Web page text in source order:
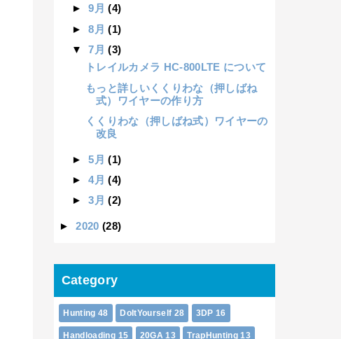
►9月 (4)
►8月 (1)
▼
7月 (3)
トレイルカメラ HC-800LTE について
もっと詳しいくくりわな（押しばね
式）ワイヤーの作り方
くくりわな（押しばね式）ワイヤーの
改良
►5月 (1)
►4月 (4)
►3月 (2)
►2020 (28)
Category
Hunting48 DoItYourself 28 3DP 16
Handloading 15 20GA13 TrapHunting13